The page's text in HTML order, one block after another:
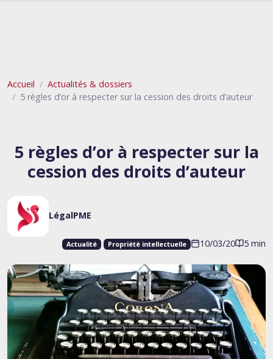
Accueil
Actualités & dossiers
5 règles d’or à respecter sur la cession des droits d’auteur
5 règles d’or à respecter sur la
cession des droits d’auteur
LégalPME
Actualité Propriété intellectuelle 10/03/20 5 min